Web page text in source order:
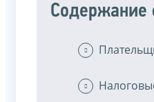
Содержание